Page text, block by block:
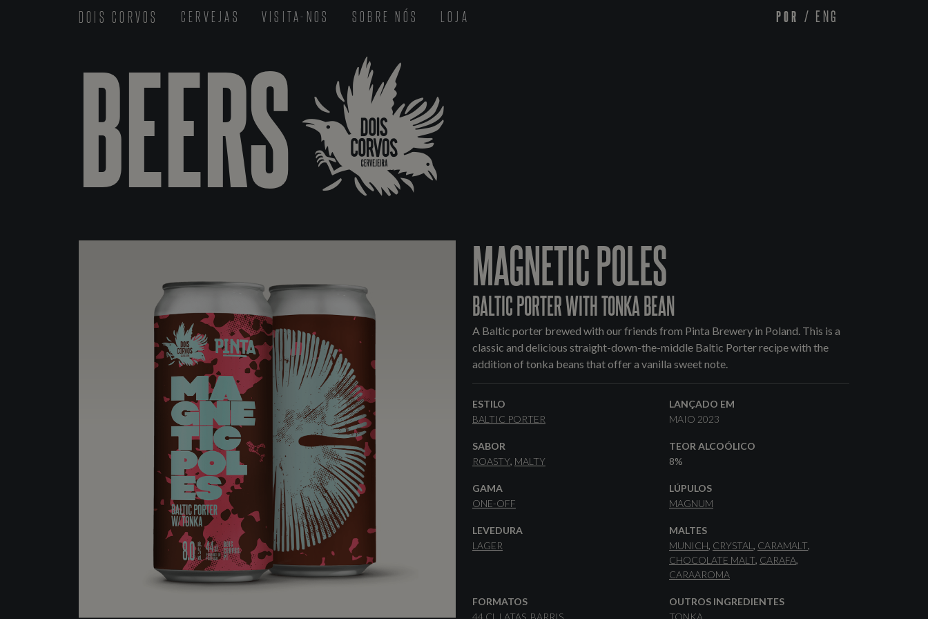
DOIS CORVOS CERVEJAS VISITA-NOS SOBRE NÓS LOJA POR / ENG
BEERS
MAGNETIC POLES
BALTIC PORTER WITH TONKA BEAN
A Baltic porter brewed with our friends from Pinta Brewery in Poland. This is a
classic and delicious straight-down-the-middle Baltic Porter recipe with the
addition of tonka beans that offer a vanilla sweet note.
ESTILO
BALTIC PORTER
LANÇADO EM
MAIO 2023
SABOR
ROASTY MALTY
TEOR ALCOÓLICO
8%
GAMA
ONE-OFF
LÚPULOS
MAGNUM
LEVEDURA
LAGER
MALTES
MUNICH CRYSTAL
CARAMALT
CHOCOLATE MALT CARAFA
CARAAROMA
FORMATOS
44 CL LATAS BARRIS
OUTROS INGREDIENTES
TONKA